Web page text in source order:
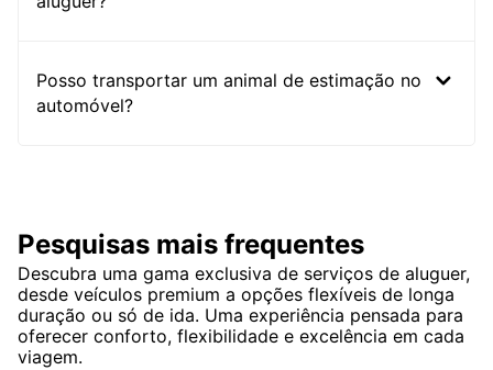
Posso transportar um animal de estimação no
automóvel?
Pesquisas mais frequentes
Descubra uma gama exclusiva de serviços de aluguer,
desde veículos premium a opções flexíveis de longa
duração ou só de ida. Uma experiência pensada para
oferecer conforto, flexibilidade e excelência em cada
viagem.